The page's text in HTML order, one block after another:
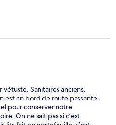
Sanitaires anciens.
est en bord de route passante.
pour conserver notre
On ne sait pas si c’est